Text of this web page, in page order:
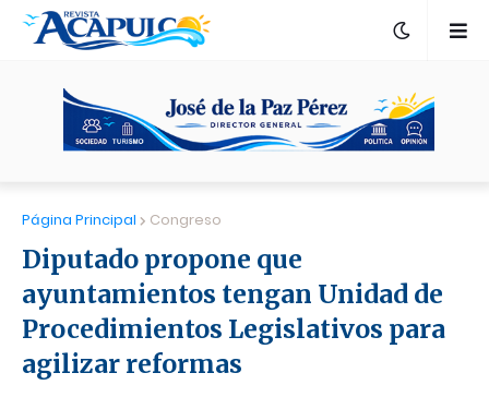
Página Principal Congreso
Diputado propone que
ayuntamientos tengan Unidad de
Procedimientos Legislativos para
agilizar reformas